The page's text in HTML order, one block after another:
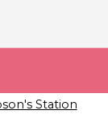
Station